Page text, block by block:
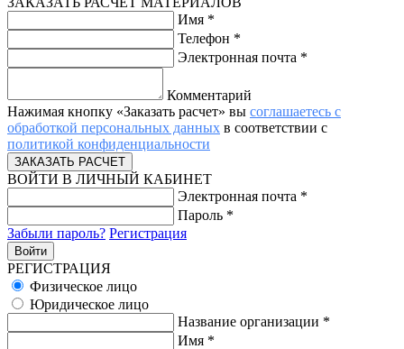
Имя *
Телефон *
Электронная почта *
Комментарий
Нажимая кнопку «Заказать расчет» вы соглашаетесь с
обработкой персональных данных в соответствии с
политикой конфиденциальности
ВОЙТИ В ЛИЧНЫЙ КАБИНЕТ
Электронная почта *
Пароль *
Забыли пароль? Регистрация
РЕГИСТРАЦИЯ
Физическое лицо
Юридическое лицо
Название организации *
Имя *